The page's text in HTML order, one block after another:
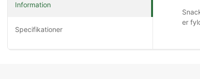
Information
Specifikationer
er